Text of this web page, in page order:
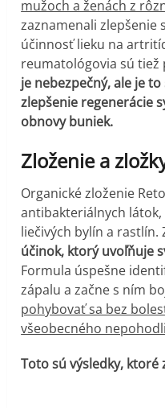
mužoch a ženách z
zaznamenali zlepšenie
účinnosť lieku na
reumatológovia sú tiež
je nebezpečný, ale je
zlepšenie regenerácie
obnovy buniek.
Zloženie a
Organické zloženie
antibakteriálnych
liečivých bylín a rastlín.
účinok, ktorý uvoľňuje
Formula úspešne
zápalu a začne s ním
pohybovať sa bez
všeobecného
Toto sú výsledky, ktoré